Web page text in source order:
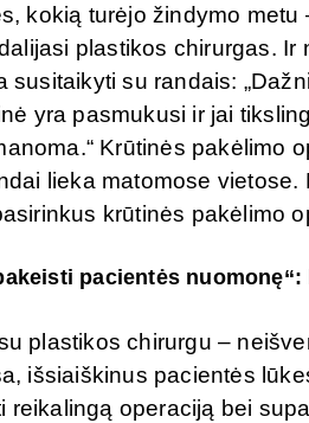
kokią turėjo žindymo
plastikos chirurgas.
susitaikyti su randais:
yra pasmukusi ir jai
Krūtinės pakėlimo
lieka matomose
krūtinės pakėlimo
pacientės
plastikos chirurgu –
išsiaiškinus pacientės
reikalingą operaciją bei